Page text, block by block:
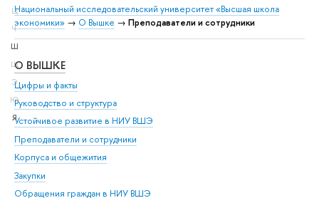
Ц
Ч
Ш
Щ
Э
Ю
Я
Национальный исследовательский университет «Высшая школа
экономики» → О Вышке → Преподаватели и сотрудники
О ВЫШКЕ
Цифры и факты
Руководство и структура
Устойчивое развитие в НИУ ВШЭ
Преподаватели и сотрудники
Корпуса и общежития
Закупки
Обращения граждан в НИУ ВШЭ